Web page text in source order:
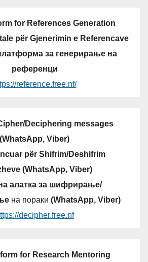
for References Generation
për Gjenerimin e Referencave
за генерирање на
референци
reference.free.nf/
Deciphering messages
(WhatsApp, Viber)
për Shifrim/Deshifrim
(WhatsApp, Viber)
алатка за шифрирање/
на пораки (WhatsApp, Viber)
decipher.free.nf
for Research Mentoring